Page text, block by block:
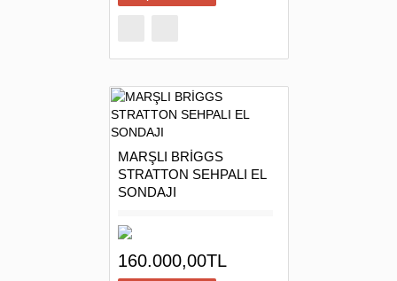
MARŞLI BRİGGS
STRATTON SEHPALI EL
SONDAJI
160.000,00TL